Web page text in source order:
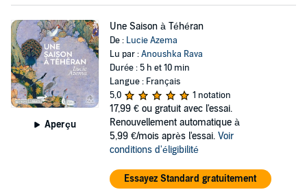
Aperçu
Une Saison à Téhéran
De : Lucie Azema
Lu par :Anoushka Rava
Durée : 5 h et 10 min
Langue : Français
5,0
1 notation
17,99 € ou gratuit avec l'essai.
Renouvellement automatique à
5,99 €/mois après l'essai. Voir
conditions d'éligibilité
Essayez Standard gratuitement